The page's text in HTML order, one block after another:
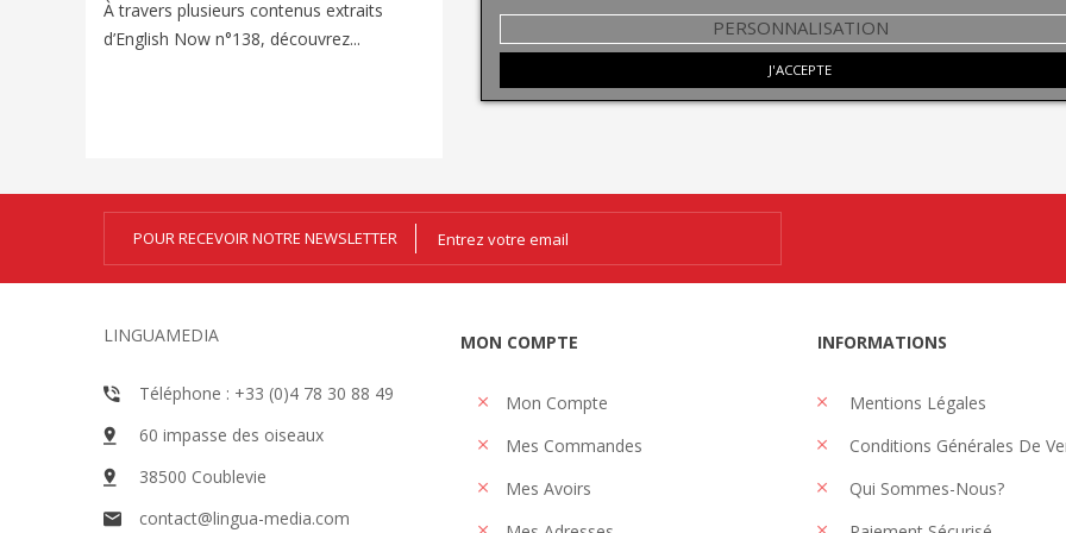
À travers plusieurs contenus extraits
d’English Now n°138, découvrez...
Voyager en train permet de découvrir de
nouveaux paysages, mais aussi tout un
programme qui permet à des
français d’étudier aux États-
article en...
PERSONNALISATION
J'ACCEPTE
POUR RECEVOIR NOTRE NEWSLETTER
LINGUAMEDIA
Téléphone : +33 (0)4 78 30 88 49
60 impasse des oiseaux
38500 Coublevie
contact@lingua-media.com
MON COMPTE
Mon Compte
Mes Commandes
Mes Avoirs
INFORMATIONS
Mentions Légales
Conditions Générales De
Qui Sommes-Nous?